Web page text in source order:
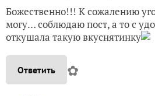
Божественно!!! К сожалению
могу… соблюдаю пост, а то с
откушала такую вкуснятинку
Ответить ✿